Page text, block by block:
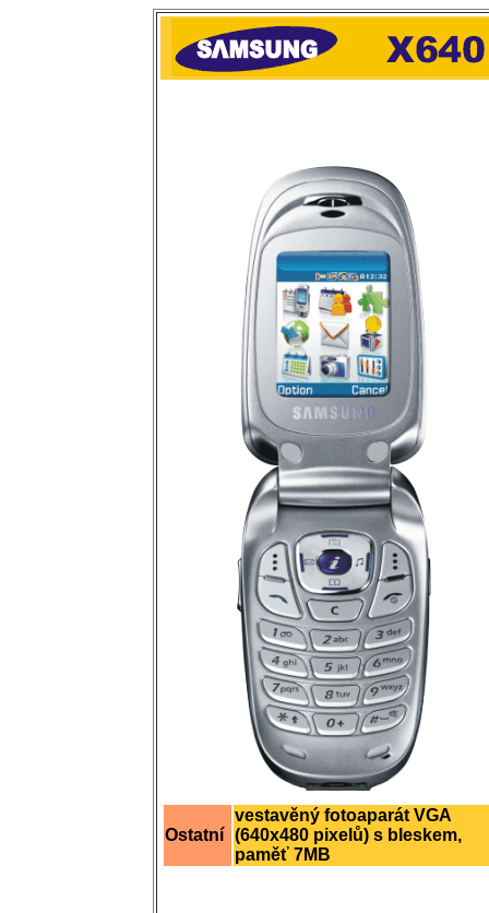
Ostatní
vestavěný fotoaparát VGA
(640x480 pixelů) s bleskem,
paměť 7MB